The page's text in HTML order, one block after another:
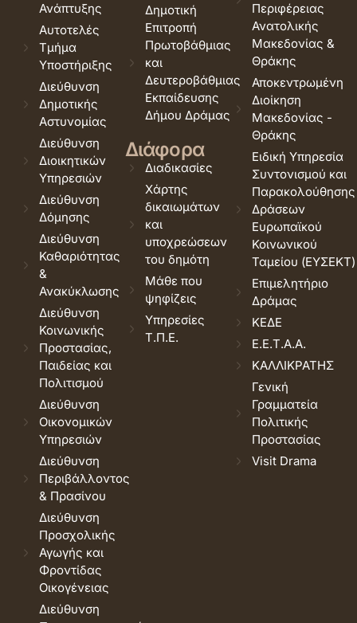
Ανάπτυξης
Αυτοτελές
Τμήμα
Υποστήριξης
Διεύθυνση
Δημοτικής
Αστυνομίας
Διεύθυνση
Διοικητικών
Υπηρεσιών
Διεύθυνση
Δόμησης
Διεύθυνση
Καθαριότητας
&
Ανακύκλωσης
Διεύθυνση
Κοινωνικής
Προστασίας,
Παιδείας και
Πολιτισμού
Διεύθυνση
Οικονομικών
Υπηρεσιών
Διεύθυνση
Περιβάλλοντος
& Πρασίνου
Διεύθυνση
Προσχολικής
Αγωγής και
Φροντίδας
Οικογένειας
Διεύθυνση
Δημοτική
Επιτροπή
Πρωτοβάθμιας
και
Δευτεροβάθμιας
Εκπαίδευσης
Δήμου Δράμας
Διάφορα
Διαδικασίες
Χάρτης
δικαιωμάτων
και
υποχρεώσεων
του δημότη
Μάθε που
ψηφίζεις
Υπηρεσίες
Τ.Π.Ε.
Περιφέρειας
Ανατολικής
Μακεδονίας &
Θράκης
Αποκεντρωμένη
Διοίκηση
Μακεδονίας -
Θράκης
Ειδική Υπηρεσία
Συντονισμού και
Παρακολούθησης
Δράσεων
Ευρωπαϊκού
Κοινωνικού
Ταμείου (ΕΥΣΕΚΤ)
Επιμελητήριο
Δράμας
ΚΕΔΕ
Ε.Ε.Τ.Α.Α.
ΚΑΛΛΙΚΡΑΤΗΣ
Γενική
Γραμματεία
Πολιτικής
Προστασίας
Visit Drama